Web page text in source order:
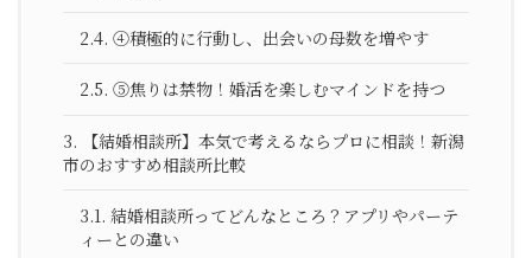
2.4. ④積極的に行動し、出会いの母数を増やす
2.5. ⑤焦りは禁物！婚活を楽しむマインドを持つ
3.
【結婚相談所】本気で考えるならプロに相談！新潟
市のおすすめ相談所比較
3.1. 結婚相談所ってどんなところ？アプリやパーテ
ィーとの違い